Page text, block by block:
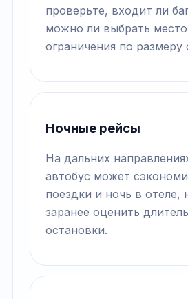
проверьте, входит ли
можно ли выбрать место
ограничения по размеру
Ночные рейсы
На дальних
автобус может
поездки и ночь в отеле,
заранее оценить
остановки.